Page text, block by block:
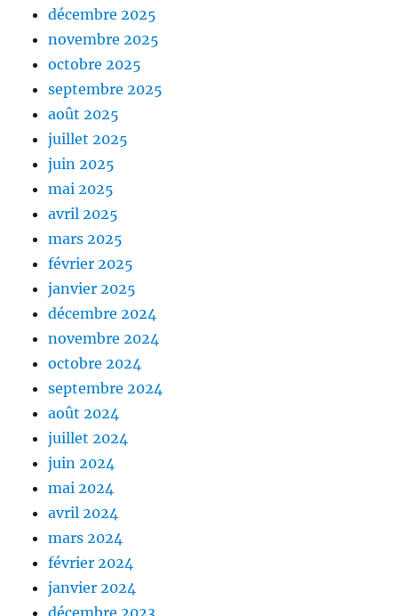
décembre 2025
novembre 2025
octobre 2025
septembre 2025
août 2025
juillet 2025
juin 2025
mai 2025
avril 2025
mars 2025
février 2025
janvier 2025
décembre 2024
novembre 2024
octobre 2024
septembre 2024
août 2024
juillet 2024
juin 2024
mai 2024
avril 2024
mars 2024
février 2024
janvier 2024